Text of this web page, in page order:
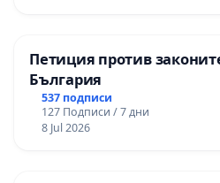
Петиция против
България
537 подписи
127 Подписи / 7 дни
8 Jul 2026